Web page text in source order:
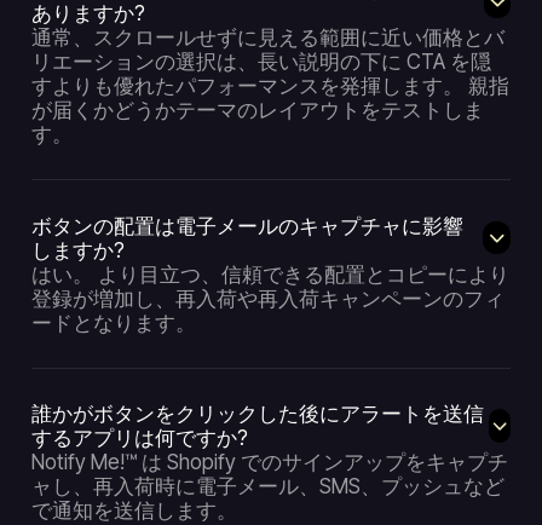
ありますか?
通常、スクロールせずに見える範囲に近い価格とバ
リエーションの選択は、長い説明の下に CTA を隠
すよりも優れたパフォーマンスを発揮します。 親指
が届くかどうかテーマのレイアウトをテストしま
す。
ボタンの配置は電子メールのキャプチャに影響
しますか?
はい。 より目立つ、信頼できる配置とコピーにより
登録が増加し、再入荷や再入荷キャンペーンのフィ
ードとなります。
誰かがボタンをクリックした後にアラートを送信
するアプリは何ですか?
Notify Me!™ は Shopify でのサインアップをキャプチ
ャし、再入荷時に電子メール、SMS、プッシュなど
で通知を送信します。